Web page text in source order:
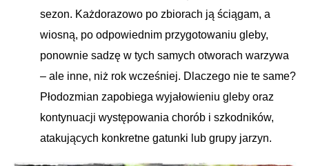
sezon. Każdorazowo po zbiorach ją ściągam, a
wiosną, po odpowiednim przygotowaniu gleby,
ponownie sadzę w tych samych otworach warzywa
– ale inne, niż rok wcześniej. Dlaczego nie te same?
Płodozmian zapobiega wyjałowieniu gleby oraz
kontynuacji występowania chorób i szkodników,
atakujących konkretne gatunki lub grupy jarzyn.